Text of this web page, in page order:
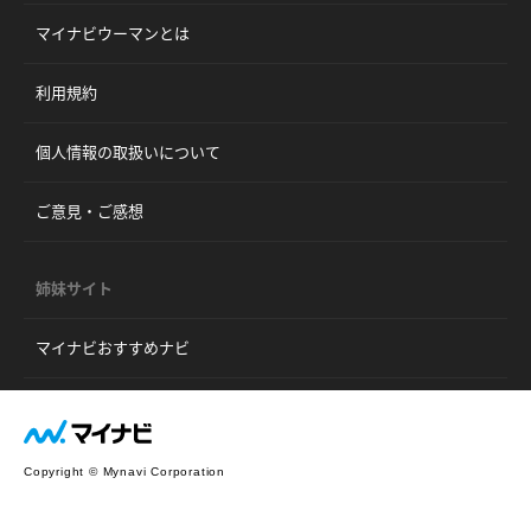
マイナビウーマンとは
利用規約
個人情報の取扱いについて
ご意見・ご感想
姉妹サイト
マイナビおすすめナビ
Copyright © Mynavi Corporation